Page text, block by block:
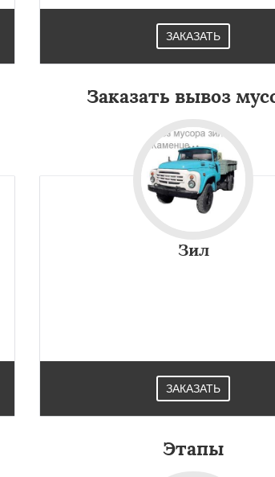
×
ЗАКАЗАТЬ
Заказать вывоз
Зил
ЗАКАЗАТЬ
Этапы